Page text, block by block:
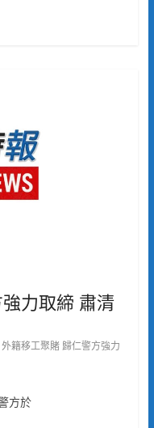
力取締 肅清
外籍移工聚賭 歸仁警方強力
方於